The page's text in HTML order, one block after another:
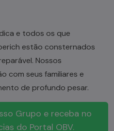
e todos os que
estão consternados
Nossos
com seus familiares e
de profundo pesar.
Grupo e receba no
do Portal OBV.